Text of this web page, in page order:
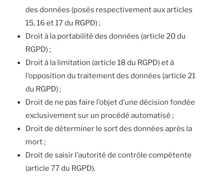
des données (posés respectivement aux articles
15, 16 et 17 du RGPD) ;
Droit à la portabilité des données (article 20 du
RGPD) ;
Droit à la limitation (article 18 du RGPD) et à
l’opposition du traitement des données (article 21
du RGPD) ;
Droit de ne pas faire l’objet d’une décision fondée
exclusivement sur un procédé automatisé ;
Droit de déterminer le sort des données après la
mort ;
Droit de saisir l’autorité de contrôle compétente
(article 77 du RGPD).